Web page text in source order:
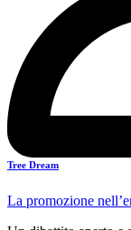
Tree Dream
La promozione